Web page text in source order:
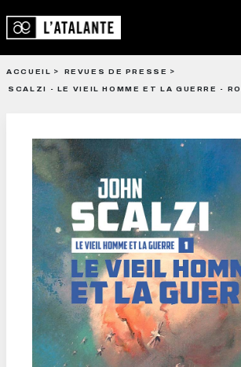
ACCUEIL
REVUES DE PRESSE
SCALZI - LE VIEIL HOMME ET LA GUERRE -